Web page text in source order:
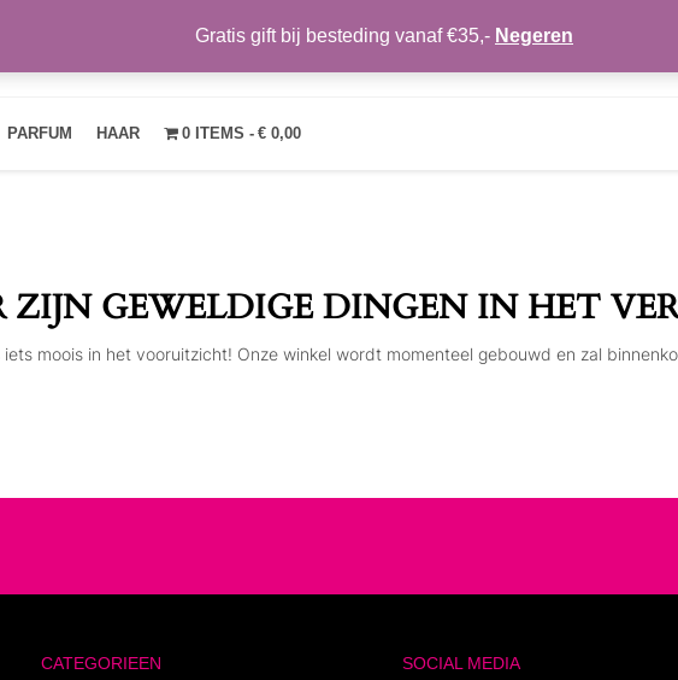
OVER ONS NIEUWS CONTACT MIJN ACCOUNT
PARFUM HAAR 0 ITEMS € 0,00
ZIJN GEWELDIGE DINGEN IN HET
iets moois in het vooruitzicht! Onze winkel wordt momenteel gebouwd en zal
CATEGORIEEN SOCIAL MEDIA
Gratis gift bij besteding vanaf €35,- Negeren